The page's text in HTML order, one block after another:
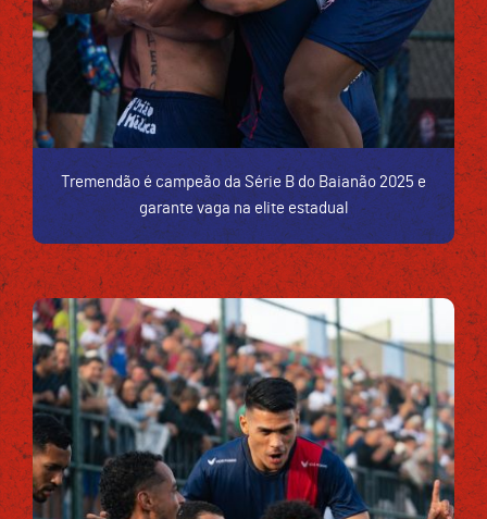
Tremendão é campeão da Série B do Baianão 2025 e
garante vaga na elite estadual